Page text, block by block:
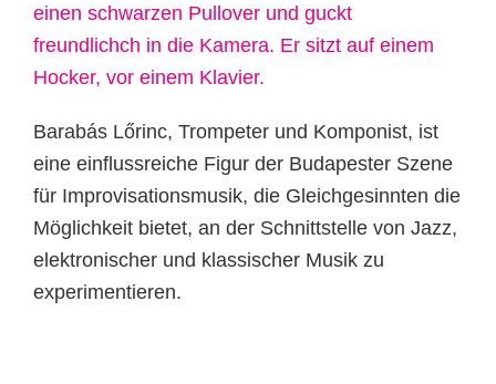
Barabás Lőrinc, Trompeter und Komponist, ist
eine einflussreiche Figur der Budapester Szene
für Improvisationsmusik, die Gleichgesinnten die
Möglichkeit bietet, an der Schnittstelle von Jazz,
elektronischer und klassischer Musik zu
experimentieren.